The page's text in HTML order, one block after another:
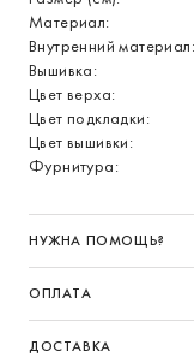
Материал:
Внутренний материал:
Вышивка:
Цвет верха:
Цвет подкладки:
Цвет вышивки:
Фурнитура:
НУЖНА ПОМОЩЬ?
ОПЛАТА
ДОСТАВКА